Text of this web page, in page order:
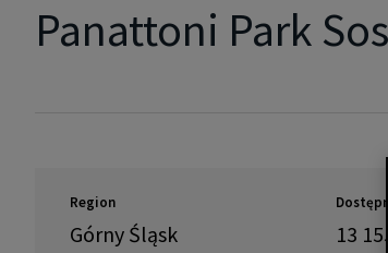
Panattoni Park
Region
Górny Śląsk 13 155